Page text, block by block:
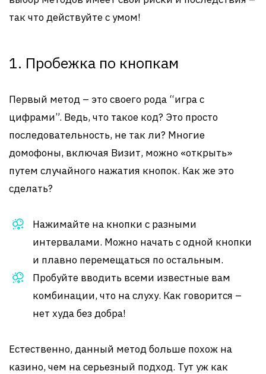
так что действуйте с умом!
1. Пробежка по кнопкам
Первый метод – это своего рода “игра с
цифрами”. Ведь, что такое код? Это просто
последовательность, не так ли? Многие
домофоны, включая Визит, можно «открыть»
путем случайного нажатия кнопок. Как же это
сделать?
Нажимайте на кнопки с разными
интервалами. Можно начать с одной кнопки
и плавно перемещаться по остальным.
Пробуйте вводить всеми известные вам
комбинации, что на слуху. Как говорится –
нет худа без добра!
Естественно, данный метод больше похож на
казино, чем на серьезный подход. Тут уж как